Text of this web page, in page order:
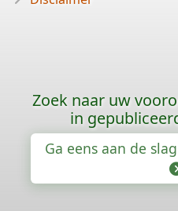
Zoek naar uw
in
Ga eens aan de